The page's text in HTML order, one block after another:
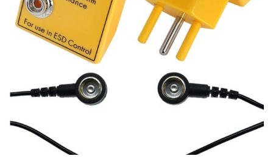
Duvets / Bettdecken
Wissenswertes